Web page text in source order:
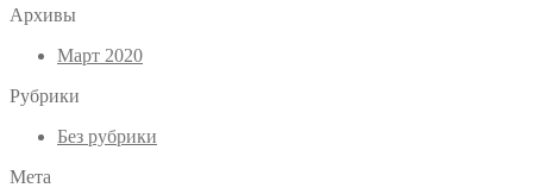
Архивы
Март 2020
Рубрики
Без рубрики
Мета